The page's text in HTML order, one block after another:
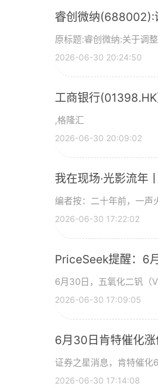
睿创微纳(688002):
原标题:睿创微纳:关于调
2026-06-30 20:24:50
工商银行
,格隆汇
2026-06-30 20:09:02
我在现场·光影流年
编者按：二十年前，一声
2026-06-30 17:22:02
PriceSeek提醒：6
6月30日，五氧化二钒（
2026-06-30 17:09:05
6月30日肯特催化
证券之星消息，肯特催
2026-06-30 17:14:08